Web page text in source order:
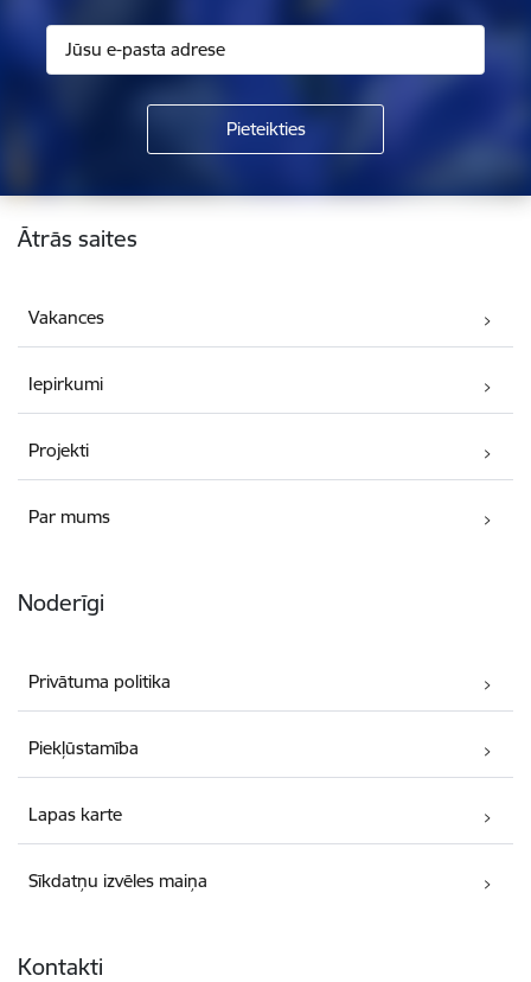
Kājene
Ātrās saites
Vakances
Iepirkumi
Projekti
Par mums
Noderīgi
Privātuma politika
Piekļūstamība
Lapas karte
Sīkdatņu izvēles maiņa
Kontakti